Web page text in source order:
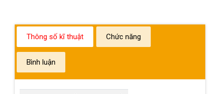
Thông số kĩ thuật Chức năng
Bình luận